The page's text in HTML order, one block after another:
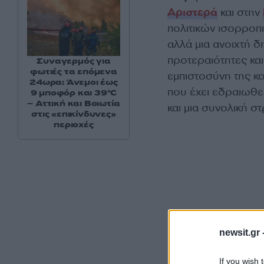
newsit.gr
If you wish
Αριστεράκαι στην
πολιτικών
αλλά μια ανοιχτή
προτεραιότητες
εμπιστοσύνη της
που έχει
και μια συνολική
Συναγερμός για
φωτιές τα επόμενα
24ωρα: Άνεμοι έως
9 μποφόρ και 39°C
– Αττική και Βοιωτία
στις «επικίνδυνες»
περιοχές